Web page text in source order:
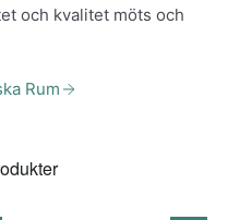
och kvalitet möts och
Rum